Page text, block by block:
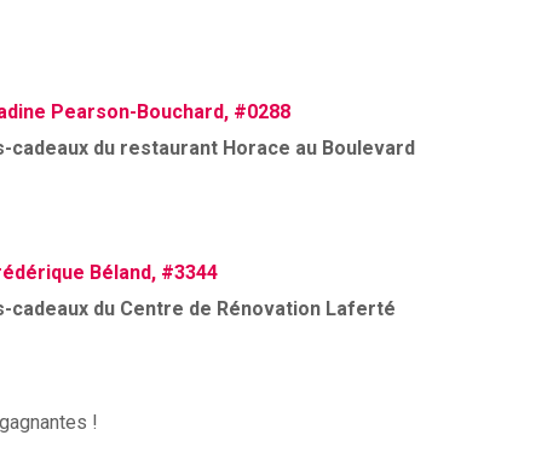
Pearson-Bouchard, #0288
cadeaux du restaurant Horace au Boulevard
Béland, #3344
cadeaux du Centre de Rénovation Laferté
!